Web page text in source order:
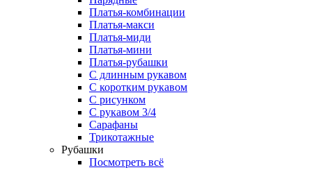
Платья-комбинации
Платья-макси
Платья-миди
Платья-мини
Платья-рубашки
С длинным рукавом
С коротким рукавом
С рисунком
С рукавом 3/4
Сарафаны
Трикотажные
Рубашки
Посмотреть всё